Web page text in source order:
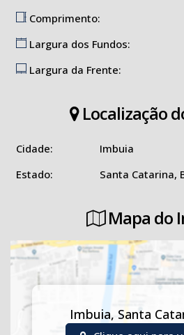
Comprimento:
Largura dos Fundos:
Largura da Frente:
Localização
Cidade:
Imbuia
Estado:
Santa Catarina,
Mapa do
Imbuia, Santa